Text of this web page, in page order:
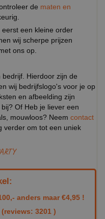
de maten en
een kleine order
wij scherpe prijzen
ons op.
Hierdoor zijn de
wij bedrijfslogo's voor je op
en afbeelding zijn
Of Heb je liever een
mouwloos? Neem contact
verder om tot een uniek
anders maar €4,95 !
(reviews: 3201 )